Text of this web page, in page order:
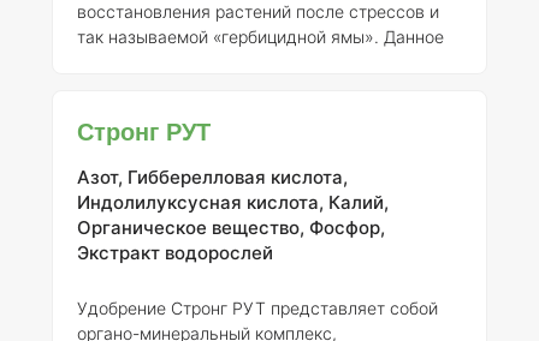
восстановления растений после стрессов и
так называемой «гербицидной ямы». Данное
внешних факторов. В условиях, когда погода
Рост способствует ускоренному
формированию биомассы, что, в свою
очередь, улучшает общую продуктивность и
здоровье растений. Использование Стимакс
Стронг РУТ
Азот, Гибберелловая кислота,
Индолилуксусная кислота, Калий,
Органическое вещество, Фосфор,
Экстракт водорослей
Удобрение Стронг РУТ представляет собой
органо-минеральный комплекс,